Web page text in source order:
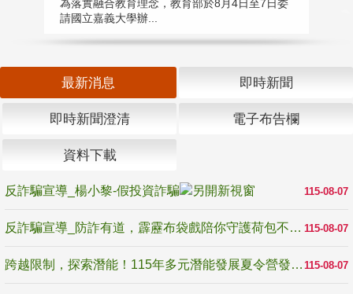
為落實融合教育理念，教育部於8月4日至7日委
請國立嘉義大學辦...
最新消息 即時新聞
即時新聞澄清 電子布告欄
資料下載
115-08-07
反詐騙宣導_楊小黎-假投資詐騙
115-08-07
反詐騙宣導_防詐有道，霹靂布袋戲陪你守護荷包不受騙
115-08-07
跨越限制，探索潛能！115年多元潛能發展夏令營發掘生命無限可能